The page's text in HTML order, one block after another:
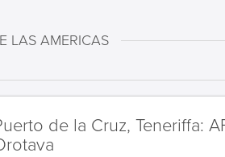
LAS AMERICAS
de la Cruz, Teneriffa: